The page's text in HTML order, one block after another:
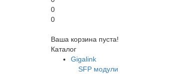
0
0
Ваша корзина пуста!
Каталог
Gigalink
SFP модули